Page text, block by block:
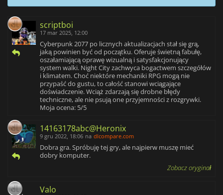
scriptboi
17 mar 2025, 12:00
Cyberpunk 2077 po licznych aktualizacjach stał się grą,
jaką powinien być od początku. Oferuje świetną fabułę,
oszałamiającą oprawę wizualną i satysfakcjonujący
system walki. Night City zachwyca bogactwem szczegółów
i klimatem. Choć niektóre mechaniki RPG mogą nie
przypaść do gustu, to całość stanowi wciągające
doświadczenie. Wciąż zdarzają się drobne błędy
techniczne, ale nie psują one przyjemności z rozgrywki.
Moja ocena: 5/5
14163178abc@Heronix
9 gru 2022, 18:06 na dlcompare.com
Dobra gra. Spróbuję tej gry, ale najpierw muszę mieć
dobry komputer.
Zobacz oryginał
Valo